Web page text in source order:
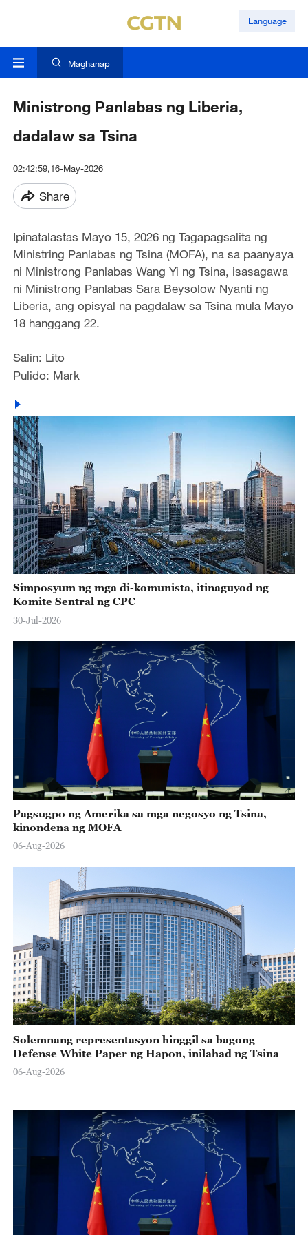
Language
Maghanap
Ministrong Panlabas ng Liberia,
dadalaw sa Tsina
02:42:59,16-May-2026
Share
Ipinatalastas Mayo 15, 2026 ng Tagapagsalita ng
Ministring Panlabas ng Tsina (MOFA), na sa paanyaya
ni Ministrong Panlabas Wang Yi ng Tsina, isasagawa
ni Ministrong Panlabas Sara Beysolow Nyanti ng
Liberia, ang opisyal na pagdalaw sa Tsina mula Mayo
18 hanggang 22.
Salin: Lito
Pulido: Mark
Simposyum ng mga di-komunista, itinaguyod ng
Komite Sentral ng CPC
30-Jul-2026
Pagsugpo ng Amerika sa mga negosyo ng Tsina,
kinondena ng MOFA
06-Aug-2026
Solemnang representasyon hinggil sa bagong
Defense White Paper ng Hapon, inilahad ng Tsina
06-Aug-2026